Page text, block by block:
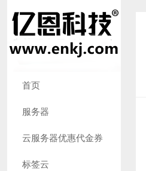
首页
服务器
云服务器优惠代金券
标签云